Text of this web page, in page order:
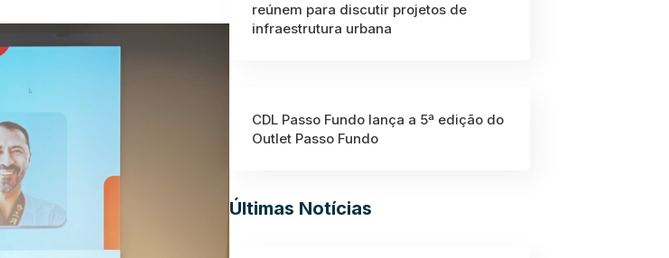
reúnem para discutir projetos de
infraestrutura urbana
CDL Passo Fundo lança a 5ª edição do
Outlet Passo Fundo
Últimas Notícias